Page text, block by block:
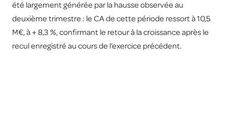
été largement générée par la hausse observée au
deuxième trimestre : le CA de cette période ressort à 10,5
M€, à + 8,3 %, confirmant le retour à la croissance après le
recul enregistré au cours de l’exercice précédent.